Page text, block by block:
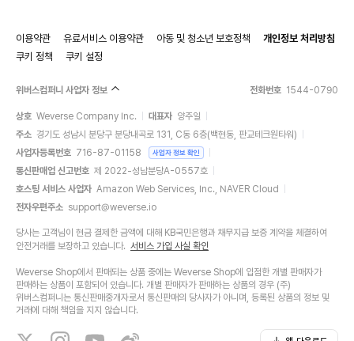
이용약관 유료서비스 이용약관 아동 및 청소년 보호정책
개인정보 처리방침
쿠키 정책
쿠키 설정
위버스컴퍼니 사업자 정보 전화번호 1544-0790
상호 Weverse Company Inc. 대표자 양주일
주소 경기도 성남시 분당구 분당내곡로 131, C동 6층(백현동, 판교테크원타워)
사업자등록번호 716-87-01158 사업자 정보 확인
통신판매업 신고번호 제 2022-성남분당A-0557호
호스팅 서비스 사업자 Amazon Web Services, Inc., NAVER Cloud
전자우편주소 support@weverse.io
당사는 고객님이 현금 결제한 금액에 대해 KB국민은행과 채무지급 보증 계약을 체결하여
안전거래를 보장하고 있습니다. 서비스 가입 사실 확인
Weverse Shop에서 판매되는 상품 중에는 Weverse Shop에 입점한 개별 판매자가
판매하는 상품이 포함되어 있습니다. 개별 판매자가 판매하는 상품의 경우 (주)
위버스컴퍼니는 통신판매중개자로서 통신판매의 당사자가 아니며, 등록된 상품의 정보 및
거래에 대해 책임을 지지 않습니다.